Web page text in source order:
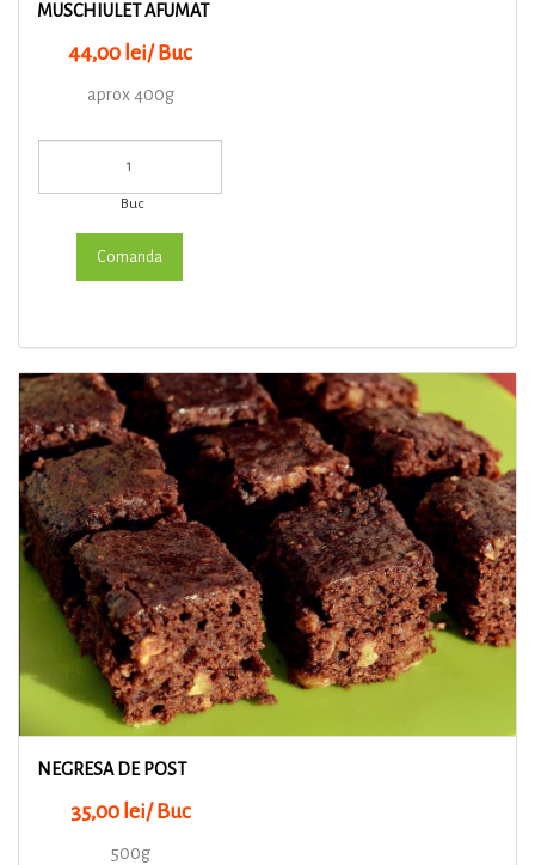
MUSCHIULET AFUMAT
44,00 lei/ Buc
aprox 400g
Buc
NEGRESA DE POST
35,00 lei/ Buc
500g